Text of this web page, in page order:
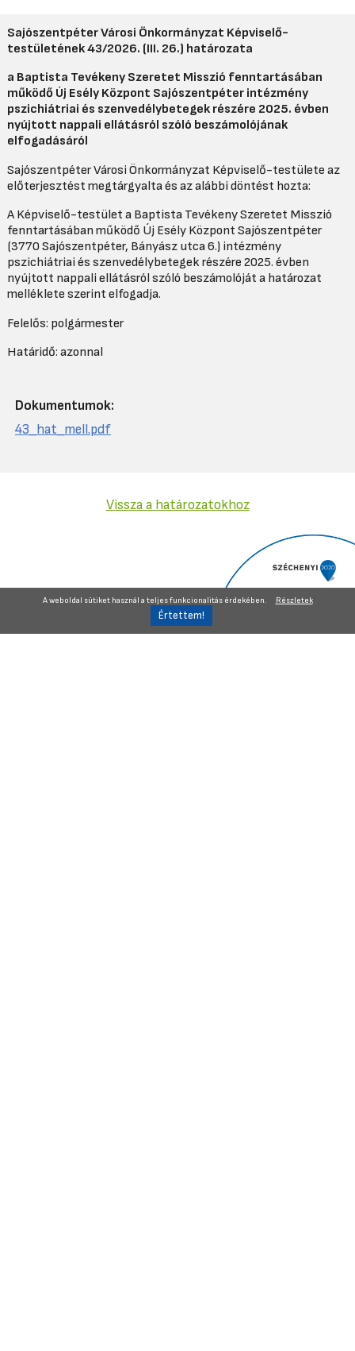
Sajószentpéter Városi Önkormányzat Képviselő-
testületének43/2026. (III. 26.) határozata
a Baptista Tevékeny Szeretet Misszió fenntartásában
működő Új Esély Központ Sajószentpéter intézmény
pszichiátriai és szenvedélybetegek részére 2025. évben
nyújtott nappali ellátásról szóló beszámolójának
elfogadásáról
Sajószentpéter Városi Önkormányzat Képviselő-testülete az
előterjesztést megtárgyalta és az alábbi döntést hozta:
A Képviselő-testület a Baptista Tevékeny Szeretet Misszió
fenntartásában működő Új Esély Központ Sajószentpéter
(3770 Sajószentpéter, Bányász utca 6.) intézmény
pszichiátriai és szenvedélybetegek részére 2025. évben
nyújtott nappali ellátásról szóló beszámolóját a határozat
melléklete szerint elfogadja.
Felelős: polgármester
Határidő: azonnal
Dokumentumok:
43_hat_mell.pdf
Vissza a határozatokhoz
A weboldal sütiket használ a teljes funkcionalitás érdekében. Részletek